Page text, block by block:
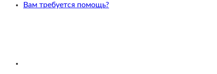
Вам требуется помощь?